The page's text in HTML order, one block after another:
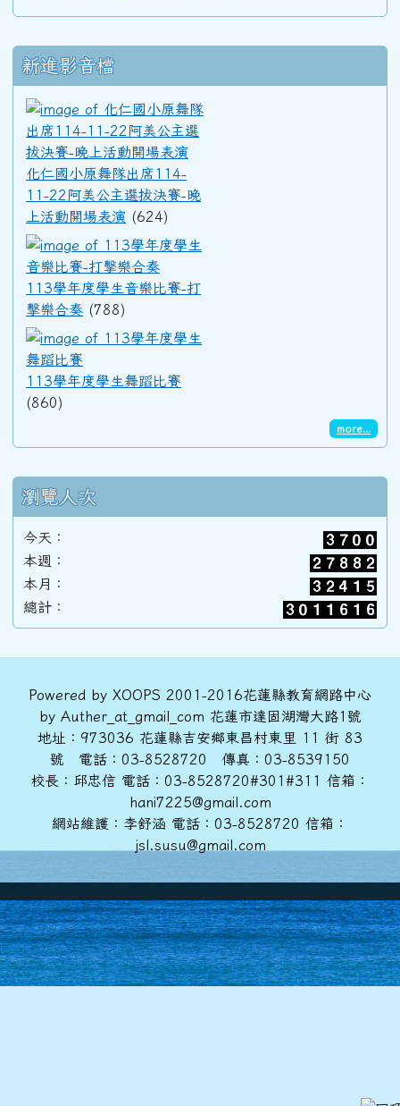
91學年度(92年6月)第33屆丁班
91學年度(92年6月)第33屆乙班
91學年度(92年6月)第33屆甲班
90學年度(91年6月)第32屆丙班
90學年度(91年6月)第32屆乙班
88學年度(89年6月)第30屆丙班
88學年度(89年6月)第30屆乙班
88學年度(89年6月)第30屆甲班
86學年度(87年6月)第28屆丙班
86學年度(87年6月)第28屆乙班
86學年度(87年6月)第28屆甲班
新進影音檔
化仁國小原舞隊出席114-
11-22阿美公主選拔決賽-晚
上活動開場表演 (624)
113學年度學生音樂比賽-打
擊樂合奏 (788)
113學年度學生舞蹈比賽
(860)
more...
瀏覽人次
今天：
本週：
本月：
總計：
頁尾區域內容
Powered by XOOPS 2001-2016花蓮縣教育網路中心
by Auther_at_gmail_com 花蓮市達固湖灣大路1號
地址：973036 花蓮縣吉安鄉東昌村東里 11 街 83
號 電話：03-8528720 傳真：03-8539150
校長：邱忠信 電話：03-8528720#301#311 信箱：
hani7225@gmail.com
網站維護：李舒涵 電話：03-8528720 信箱：
jsl.susu@gmail.com